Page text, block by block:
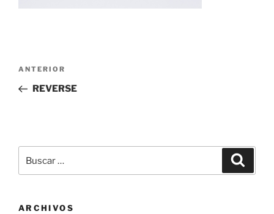
Navegación
entradas
Entrada
anterior:
ANTERIOR
REVERSE
por:
ARCHIVOS